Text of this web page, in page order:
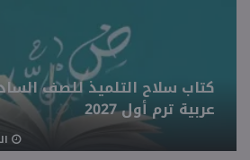
كتاب سلاح التلميذ للصف
عربية ترم أول 2027